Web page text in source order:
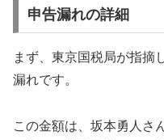
申告漏れの詳細
まず、東京国税局が指摘
漏れです。
この金額は、坂本勇人さ